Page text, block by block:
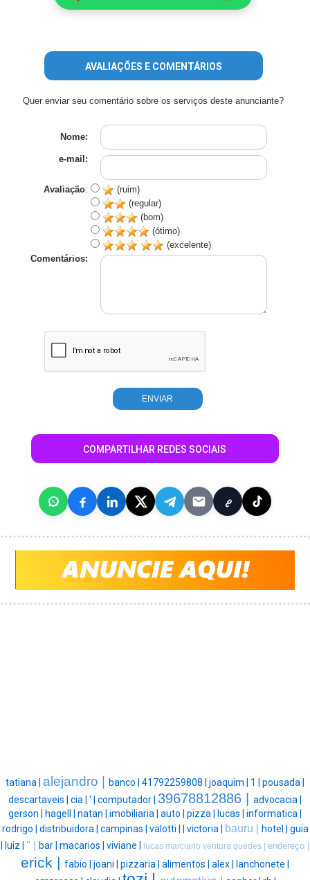
AVALIAÇÕES E COMENTÁRIOS
Quer enviar seu comentário sobre os serviços deste anunciante?
Nome:
e-mail:
Avaliação:
(ruim)
(regular)
(bom)
(ótimo)
(excelente)
Comentários:
COMPARTILHAR REDES SOCIAIS
tatiana | alejandro | banco | 41792259808 | joaquim | 1 | pousada |
descartaveis | cia | ' | computador | 39678812886 |
advocacia |
gerson |
hagell | natan | imobiliaria | auto | pizza | lucas | informatica |
rodrigo | distribuidora | campinas | valotti | victoria | bauru | hotel | guia
luiz | '' | bar | macarios | viviane | lucas marciano ventura guedes | endereço |
erick | fabio | joani | pizzaria | alimentos | alex |
lanchonete |